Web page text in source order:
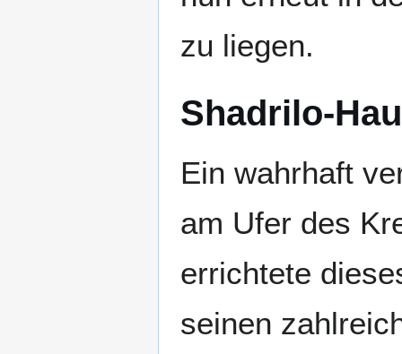
zu liegen.
Shadrilo-
Ein wahrhaft
am Ufer des
errichtete
seinen